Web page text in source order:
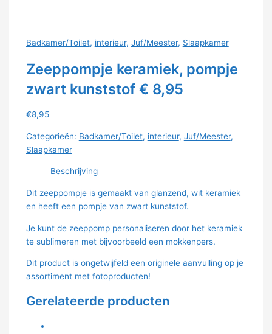
Badkamer/Toilet, interieur, Juf/Meester, Slaapkamer
Zeeppompje keramiek, pompje
zwart kunststof € 8,95
€8,95
Categorieën: Badkamer/Toilet, interieur, Juf/Meester,
Slaapkamer
Beschrijving
Dit zeeppompje is gemaakt van glanzend, wit keramiek
en heeft een pompje van zwart kunststof.
Je kunt de zeeppomp personaliseren door het keramiek
te sublimeren met bijvoorbeeld een mokkenpers.
Dit product is ongetwijfeld een originele aanvulling op je
assortiment met fotoproducten!
Gerelateerde producten